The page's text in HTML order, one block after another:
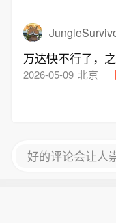
万达快不行了，
2026-05-09 北京
好的评论会让人